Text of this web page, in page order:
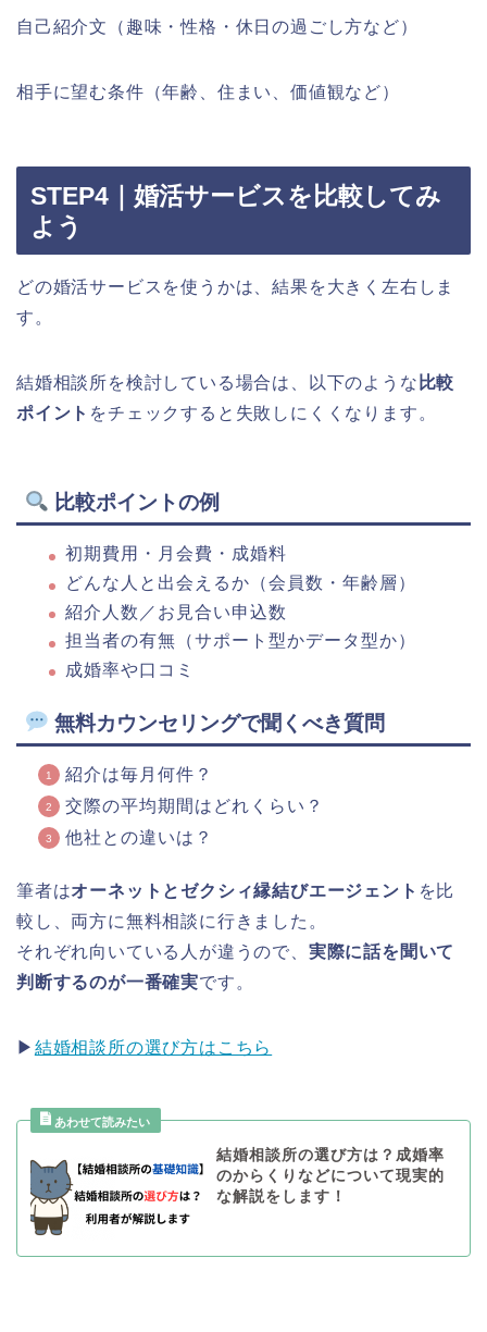
自己紹介文（趣味・性格・休日の過ごし方など）
相手に望む条件（年齢、住まい、価値観など）
STEP4｜婚活サービスを比較してみ
よう
どの婚活サービスを使うかは、結果を大きく左右しま
す。
結婚相談所を検討している場合は、以下のような 比較
ポイント をチェックすると失敗しにくくなります。
比較ポイントの例
初期費用・月会費・成婚料
どんな人と出会えるか（会員数・年齢層）
紹介人数／お見合い申込数
担当者の有無（サポート型かデータ型か）
成婚率や口コミ
無料カウンセリングで聞くべき質問
紹介は毎月何件？
交際の平均期間はどれくらい？
他社との違いは？
筆者はオーネットとゼクシィ縁結びエージェント を比
較し、両方に無料相談に行きました。
それぞれ向いている人が違うので、 実際に話を聞いて
判断するのが一番確実です。
▶ 結婚相談所の選び方はこちら
結婚相談所の選び方は？成婚率
のからくりなどについて現実的
な解説をします！